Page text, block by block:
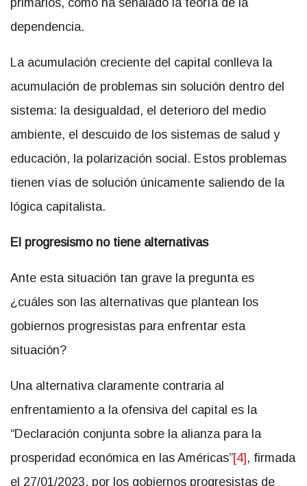
primarios, como ha señalado la teoría de la
dependencia.
La acumulación creciente del capital conlleva la
acumulación de problemas sin solución dentro del
sistema: la desigualdad, el deterioro del medio
ambiente, el descuido de los sistemas de salud y
educación, la polarización social. Estos problemas
tienen vías de solución únicamente saliendo de la
lógica capitalista.
El progresismo no tiene alternativas
Ante esta situación tan grave la pregunta es
¿cuáles son las alternativas que plantean los
gobiernos progresistas para enfrentar esta
situación?
Una alternativa claramente contraria al
enfrentamiento a la ofensiva del capital es la
“Declaración conjunta sobre la alianza para la
prosperidad económica en las Américas”[4] , firmada
el 27/01/2023, por los gobiernos progresistas de